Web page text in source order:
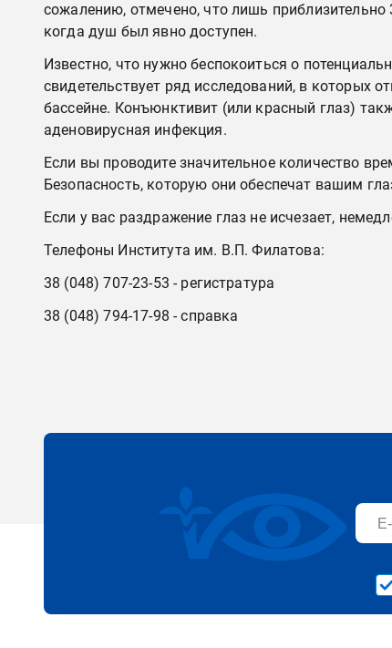
сожалению, отмечено, что лишь
когда душ был явно доступен.
Известно, что нужно беспокоиться о
свидетельствует ряд исследований, в которых
бассейне. Конъюнктивит (или красный глаз)
аденовирусная инфекция.
Если вы проводите значительное количество
Безопасность, которую они обеспечат вашим
Если у вас раздражение глаз не исчезает,
Телефоны Института им. В.П. Филатова:
38 (048) 707-23-53 - регистратура
38 (048) 794-17-98 - справка